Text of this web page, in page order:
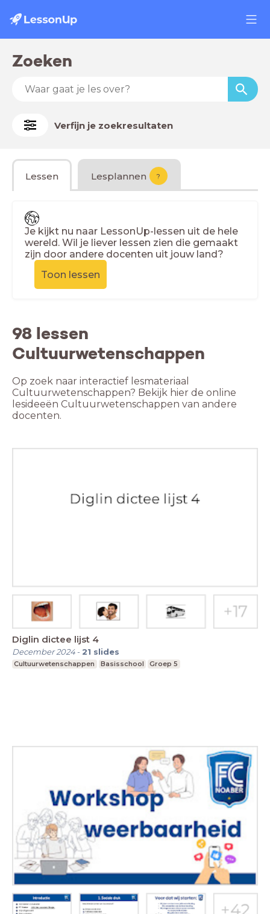
Zoeken
Verfijn je zoekresultaten
Lessen Lesplannen ?
Je kijkt nu naar LessonUp-lessen uit de hele
wereld. Wil je liever lessen zien die gemaakt
zijn door andere docenten uit jouw land?
Toon lessen
98 lessen
Cultuurwetenschappen
Op zoek naar interactief lesmateriaal
Cultuurwetenschappen? Bekijk hier de online
lesideeën Cultuurwetenschappen van andere
docenten.
Diglin dictee lijst 4
December 2024- 21 slides
Cultuurwetenschappen Basisschool Groep 5